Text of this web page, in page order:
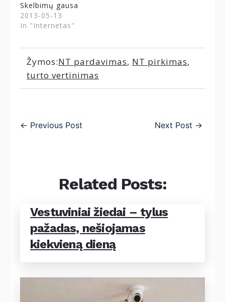
Skelbimų gausa
2013-05-13
In "Internetas"
Žymos:NT pardavimas, NT pirkimas,
turto vertinimas
← Previous Post Next Post →
Related Posts:
Vestuviniai žiedai – tylus
pažadas, nešiojamas
kiekvieną dieną